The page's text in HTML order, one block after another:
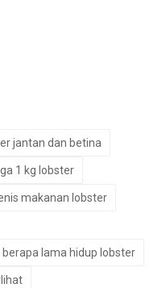
jantan dan betina
1 kg lobster
makanan lobster
lama hidup lobster